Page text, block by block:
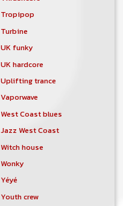
Tropipop
Turbine
UK funky
UK hardcore
Uplifting trance
Vaporwave
West Coast blues
Jazz West Coast
Witch house
Wonky
Yéyé
Youth crew